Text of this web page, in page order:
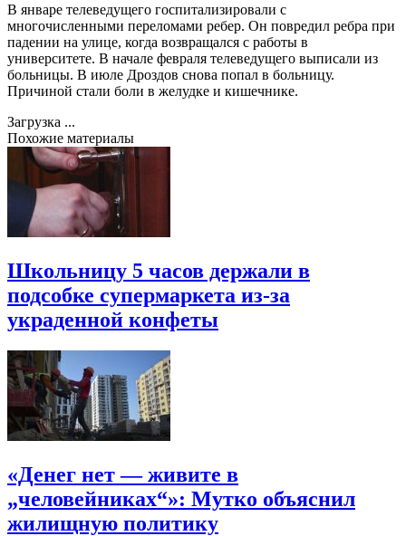
В январе телеведущего госпитализировали с
многочисленными переломами ребер. Он повредил ребра при
падении на улице, когда возвращался с работы в
университете. В начале февраля телеведущего выписали из
больницы. В июле Дроздов снова попал в больницу.
Причиной стали боли в желудке и кишечнике.
Загрузка ...
Похожие материалы
Школьницу 5 часов держали в
подсобке супермаркета из-за
украденной конфеты
«Денег нет — живите в
„человейниках“»: Мутко объяснил
жилищную политику